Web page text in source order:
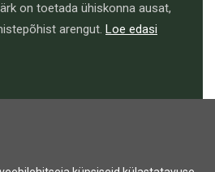
on toetada ühiskonna ausat,
arengut. Loe edasi